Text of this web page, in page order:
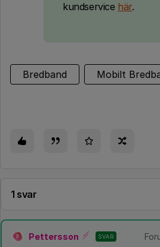
kundservice här.
Bredband Mobilt
1 svar
P Pettersson SVAR